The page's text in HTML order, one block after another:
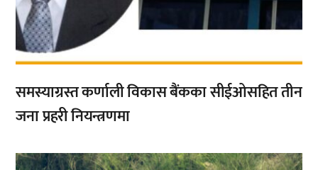
समस्याग्रस्त कर्णाली विकास बैंकका सीईओसहित तीन
जना प्रहरी नियन्त्रणमा
,